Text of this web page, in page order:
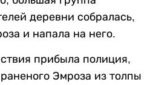
деревни собралась,
и напала на него.
прибыла полиция,
Эмроза из толпы